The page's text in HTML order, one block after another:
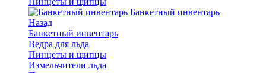
Банкетный инвентарь
Назад
Банкетный инвентарь
Ведра для льда
Пинцеты и щипцы
Измельчители льда